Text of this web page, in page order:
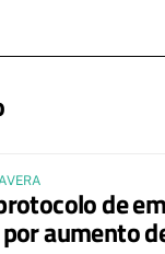
de
aumento